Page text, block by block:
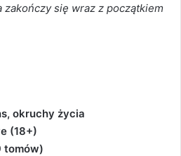
zakończy się wraz z początkiem
okruchy życia
(18+)
tomów)